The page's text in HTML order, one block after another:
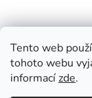
Tento web
tohoto webu
informacízde.